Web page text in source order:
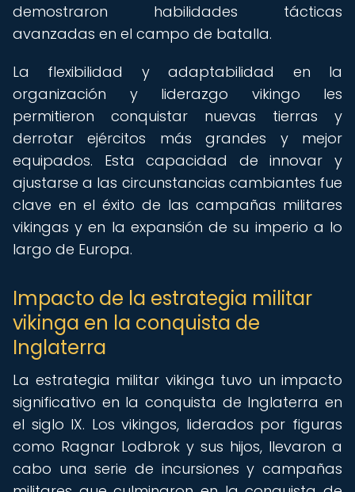
demostraron habilidades tácticas
avanzadas en el campo de batalla.
La flexibilidad y adaptabilidad en la
organización y liderazgo vikingo les
permitieron conquistar nuevas tierras y
derrotar ejércitos más grandes y mejor
equipados. Esta capacidad de innovar y
ajustarse a las circunstancias cambiantes fue
clave en el éxito de las campañas militares
vikingas y en la expansión de su imperio a lo
largo de Europa.
Impacto de la estrategia militar
vikinga en la conquista de
Inglaterra
La estrategia militar vikinga tuvo un impacto
significativo en la conquista de Inglaterra en
el siglo IX. Los vikingos, liderados por figuras
como Ragnar Lodbrok y sus hijos, llevaron a
cabo una serie de incursiones y campañas